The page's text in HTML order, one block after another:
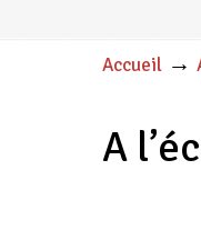
Accueil →
A